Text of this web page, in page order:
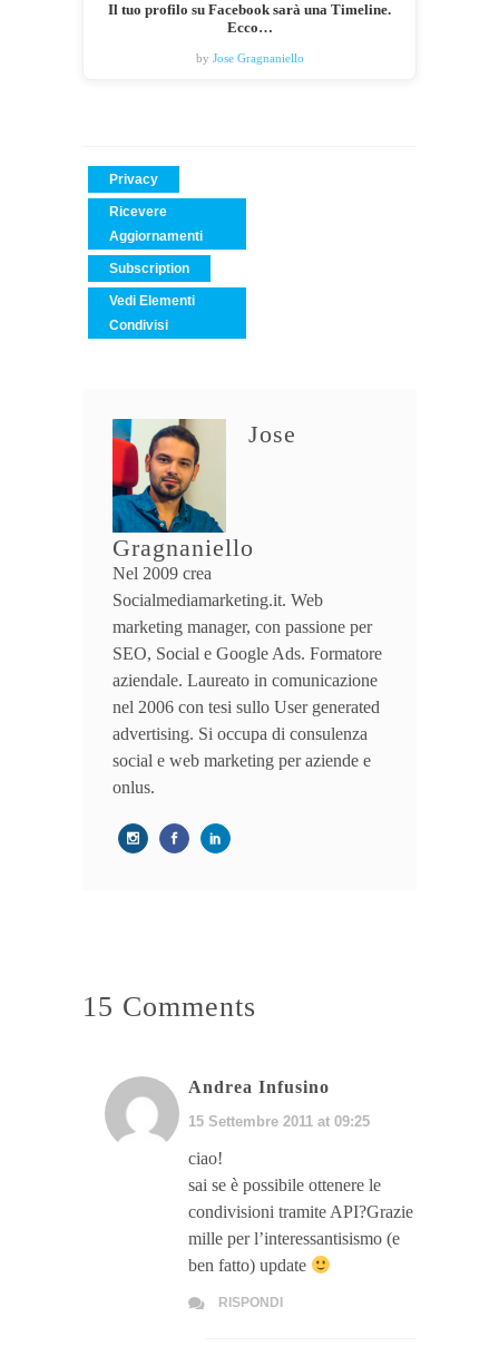
Il tuo profilo su Facebook sarà una Timeline.
Ecco…
by Jose Gragnaniello
Privacy
Ricevere
Aggiornamenti
Subscription
Vedi Elementi
Condivisi
Jose
Gragnaniello
Nel 2009 crea
Socialmediamarketing.it. Web
marketing manager, con passione per
SEO, Social e Google Ads. Formatore
aziendale. Laureato in comunicazione
nel 2006 con tesi sullo User generated
advertising. Si occupa di consulenza
social e web marketing per aziende e
onlus.
15 Comments
Andrea Infusino
15 Settembre 2011 at 09:25
ciao!
sai se è possibile ottenere le
condivisioni tramite API?Grazie
mille per l’interessantisismo (e
ben fatto) update
RISPONDI